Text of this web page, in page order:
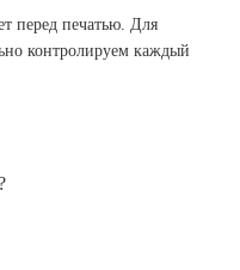
перед печатью. Для
контролируем каждый